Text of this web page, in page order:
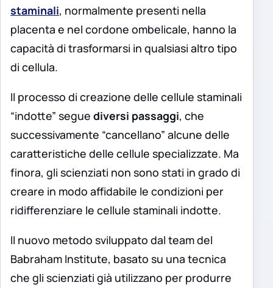
staminali, normalmente presenti nella
placenta e nel cordone ombelicale, hanno la
capacità di trasformarsi in qualsiasi altro tipo
di cellula.
Il processo di creazione delle cellule staminali
“indotte” segue diversi passaggi, che
successivamente “cancellano” alcune delle
caratteristiche delle cellule specializzate. Ma
finora, gli scienziati non sono stati in grado di
creare in modo affidabile le condizioni per
ridifferenziare le cellule staminali indotte.
Il nuovo metodo sviluppato dal team del
Babraham Institute, basato su una tecnica
che gli scienziati già utilizzano per produrre